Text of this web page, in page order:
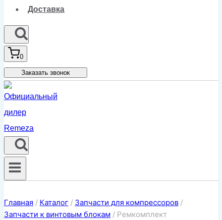
Доставка
0
Заказать звонок
Главная / Каталог / Запчасти для компрессоров /
Запчасти к винтовым блокам / Ремкомплект